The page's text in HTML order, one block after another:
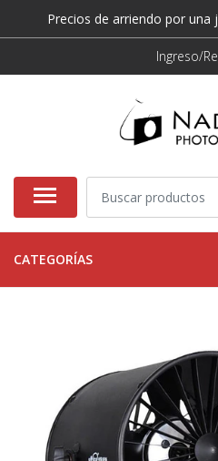
Precios de arriendo por una
Ingreso/
CATEGORÍAS